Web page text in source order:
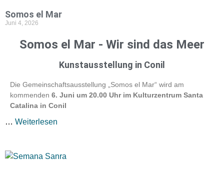
Somos el Mar
Juni 4, 2026
Somos el Mar - Wir sind das Meer
Kunstausstellung in Conil
Die Gemeinschaftsausstellung „Somos el Mar“ wird am
kommenden 6. Juni um 20.00 Uhr im Kulturzentrum Santa
Catalina in Conil
… Weiterlesen